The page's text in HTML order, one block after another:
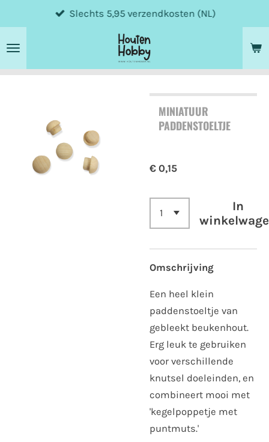
direct
naar
Slechts 5,95 verzendkosten (NL)
MINIATUUR
PADDENSTOELTJE
€ 0,15
In
Omschrijving
Een heel klein
paddenstoeltje van
gebleekt beukenhout.
Erg leuk te gebruiken
voor verschillende
knutsel doeleinden, en
combineert mooi met
'kegelpoppetje met
puntmuts.'